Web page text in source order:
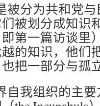
被分为共和党
被划分成知识
第一篇访谈里
的知识，他们
把一部分与孤
自我组织的主